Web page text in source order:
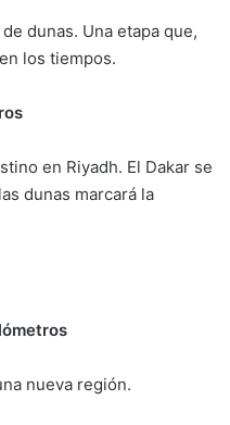
dunas. Una etapa que,
los tiempos.
en Riyadh. El Dakar se
dunas marcará la
nueva región.